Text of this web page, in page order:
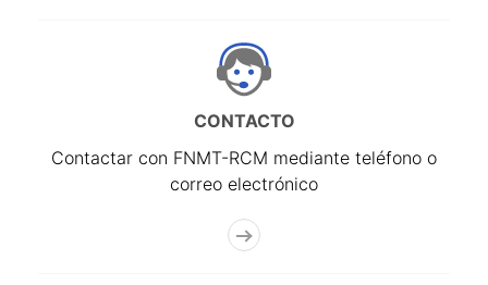
CONTACTO
Contactar con FNMT-RCM mediante teléfono o
correo electrónico